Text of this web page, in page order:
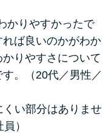
かりやすかったで
ば良いのかがわか
りやすさについて
。（20代／男性／
い部分はありませ
）